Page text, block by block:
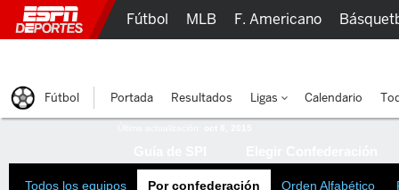
Todos los equipos Por confederación Orden Alfabético
Fútbol MLB F. Americano
Fútbol Portada Resultados Ligas Calendario